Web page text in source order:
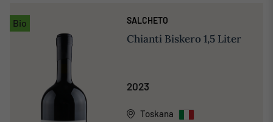
Bio SALCHETO
Chianti Biskero 1,5 Liter
2023
Toskana